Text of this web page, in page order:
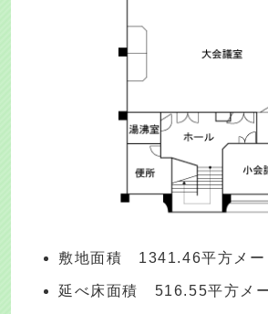
敷地面積 1341.46平方メー
延べ床面積 516.55平方メ